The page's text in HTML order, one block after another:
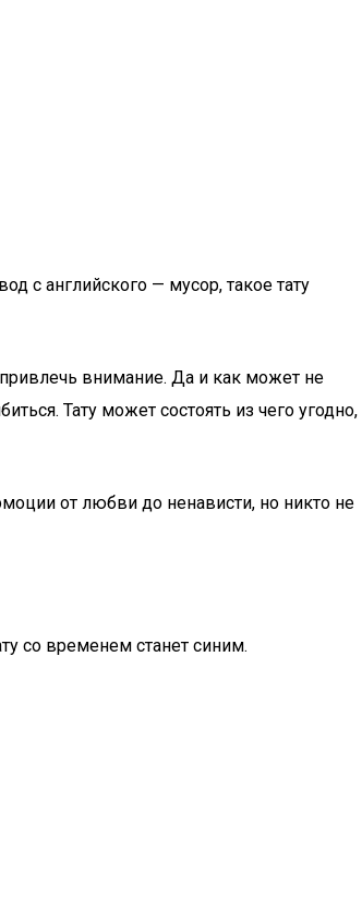
с английского — мусор, такое тату
привлечь внимание. Да и как может не
Тату может состоять из чего угодно,
от любви до ненависти, но никто не
со временем станет синим.